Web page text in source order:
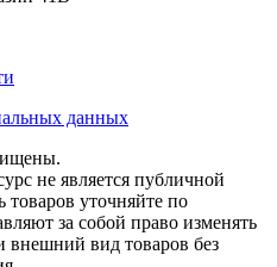
данных
не является публичной
уточняйте по
за собой право изменять
внешний вид товаров без